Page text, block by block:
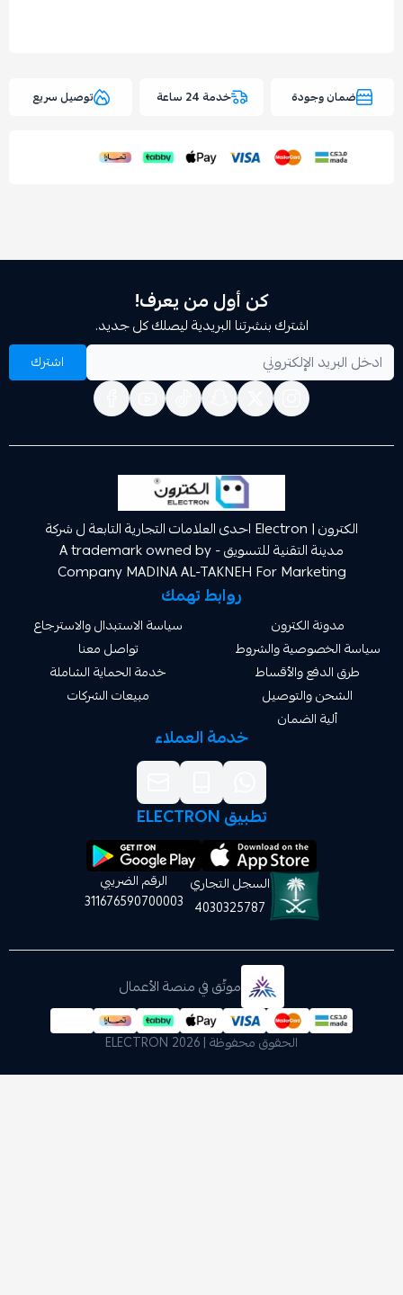
خدمة 24 ساعة توصيل سريع
كن أول من يعرف!
اشترك بنشرتنا البريدية ليصلك كل جديد.
الكترون | Electron احدى العلامات التجارية التابعة ل شركة
مدينة التقنية للتسويق A trademark owned by -
Company MADINA AL-TAKNEH For
روابط تهمك
والشروط
والأقساط
والتوصيل
سياسة الاستبدال والاسترجاع
خدمة الحماية الشاملة
مبيعات الشركات
خدمة العملاء
السجل التجاري
4030325787
الرقم الضريبي
311676590700003
موثّق في منصة الأعمال
الحقوق محفوظة | 2026 ELECTRON